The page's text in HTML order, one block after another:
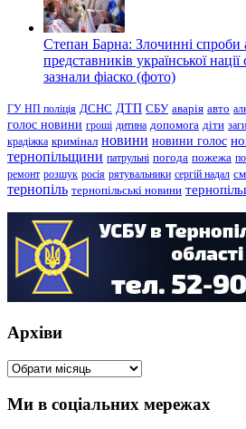
Степан Барна: Злочинні спроби
представників української
зазнали фіаско (фото)
ГУ НП поліція ДСНС ДТП СБУ аварія авто
голос новини гроші дитина допомога діти
крадіжка кримінал новини новини голос
тернопільщини патрульні погода пожежа
ремонт розшук росія рятувальники сергій надал
тернопіль тернопільські новини
Архіви
Архіви
Ми в соціальних мережах